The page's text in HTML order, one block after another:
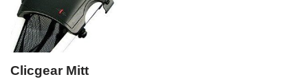
Clicgear Mitt